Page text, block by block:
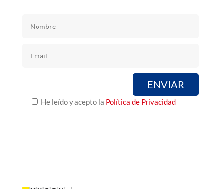
He leído y acepto la Política de Privacidad